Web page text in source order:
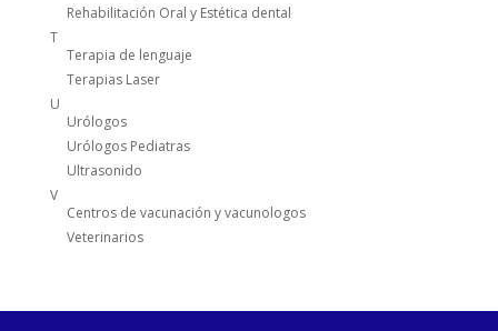
Rehabilitación Oral y Estética dental
T
Terapia de lenguaje
Terapias Laser
U
Urólogos
Urólogos Pediatras
Ultrasonido
V
Centros de vacunación y vacunologos
Veterinarios